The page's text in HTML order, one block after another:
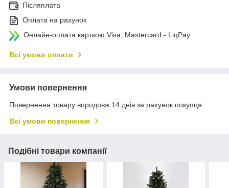
Післяплата
Оплата на рахунок
Онлайн-оплата карткою Visa, Mastercard - LiqPay
Всі умови оплати
Умови повернення
Повернення товару впродовж 14 днів за рахунок покупця
Всі умови повернення
Подібні товари компанії